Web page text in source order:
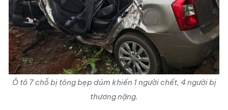
Ô tô 7 chỗ bị tông bẹp dúm khiến 1 người chết, 4 người bị
thương nặng.